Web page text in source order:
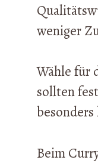
weniger
Wähle für
sollten
Beim